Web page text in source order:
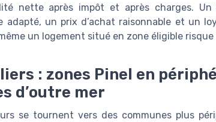
nette après impôt et après charges. Un
adapté, un prix d’achat raisonnable et un
un logement situé en zone éligible
: zones Pinel en
d’outre mer
se tournent vers des communes plus